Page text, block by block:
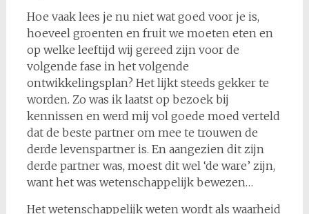
Hoe vaak lees je nu niet wat goed voor je is,
hoeveel groenten en fruit we moeten eten en
op welke leeftijd wij gereed zijn voor de
volgende fase in het volgende
ontwikkelingsplan? Het lijkt steeds gekker te
worden. Zo was ik laatst op bezoek bij
kennissen en werd mij vol goede moed verteld
dat de beste partner om mee te trouwen de
derde levenspartner is. En aangezien dit zijn
derde partner was, moest dit wel ‘de ware’ zijn,
want het was wetenschappelijk bewezen…
Het wetenschappelijk weten wordt als waarheid